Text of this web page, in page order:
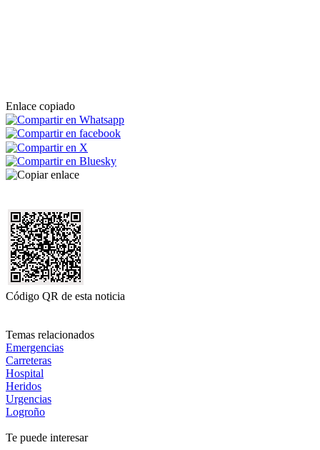
Enlace copiado
Código QR de esta noticia
Temas relacionados
Emergencias
Carreteras
Hospital
Heridos
Urgencias
Logroño
Te puede interesar